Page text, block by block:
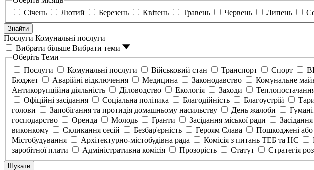
Січень
Лютий Березень Квітень Травень Червень Липень
Знайти
Послуги Комунальні послуги
Вибрати більше Вибрати теми
Оберіть Теми
Послуги
Комунальні послуги Військовий стан Транспорт Спорт
Бюджет
Аварійні відключення Медицина Законодавство Комунальне
Антикорупційна діяльність
Діловодство Екологія Заходи
Офіційні засідання
Соціальна політика Благодійність Благоустрій
голови
Запобігання та протидія домашньому насильству День жалоби
господарство
Оренда Молодь Гранти Засідання міської ради
виконкому
Скликання сесій Безбар'єрність Героям Слава Пошкоджені або
Містобудування
Архітектурно-містобудівна рада Комісія з питань ТЕБ та НС
заробітної плати
Адміністративна комісія Прозорість Статут Стратегія
Шукати